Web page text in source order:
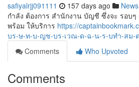
safiyalrjj091111 157 days ago News
กำลัง ต้องการ สำนักงาน บัญชี ซึ่งจะ รอบ
พร้อม ให้บริการ https://
บร-ษ-ท-บ-ญช-บร-เวณ-ด-ฉ-น-ร-บทำ-สม-
Comments
Who Upvoted
Comments